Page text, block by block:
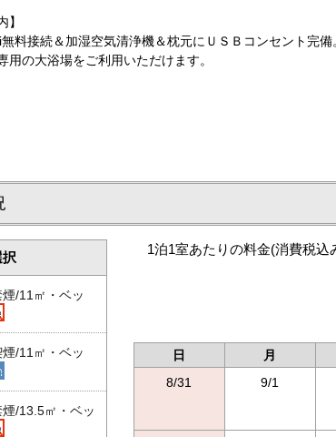
】
無料接続＆加湿空気清浄機＆枕元にＵＳＢコンセント完備
用の大浴場をご利用いただけます。
/11㎡・ベッ
/11㎡・ベッ
/13.5㎡・ベッ
1泊1室あたりの料金(消費税込
日 月
8/31
9/1